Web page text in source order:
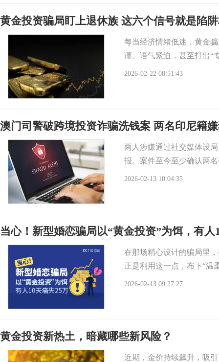
黄金投资骗局盯上退休族 这六个信号就是陷
每当经济情绪低迷，黄金
谨、语气紧迫，甚至打出“
2026-02-22 08:51:43
澳门司警破跨境投资诈骗洗钱案 两名印尼籍
两人涉嫌通过社交媒体设
报。案件至今至少确认两
2026-02-13 10:04:35
当心！新型婚恋骗局以“黄金投资”为饵，有人
在那场精心设计的骗局里
正是利用这一点，布下“温
2026-02-13 09:27:27
黄金投资新热土，暗藏哪些新风险？
近期，金价持续飙升，吸